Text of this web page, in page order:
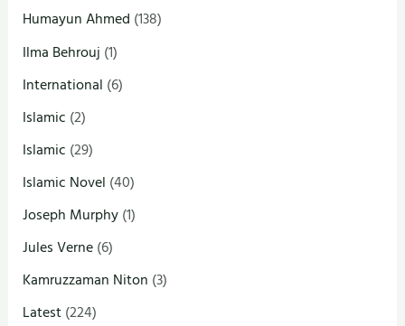
Humayun Ahmed (138)
Ilma Behrouj (1)
International (6)
Islamic (2)
Islamic (29)
Islamic Novel (40)
Joseph Murphy(1)
Jules Verne(6)
Kamruzzaman Niton (3)
Latest(224)